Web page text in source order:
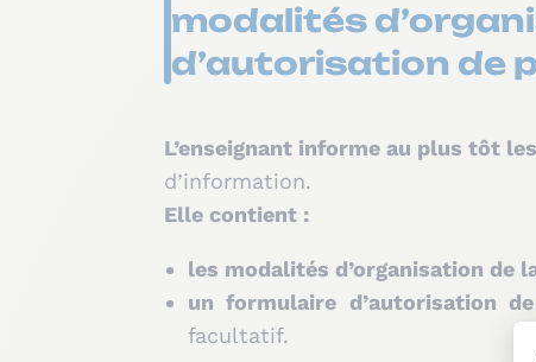
modalités
d’autorisation de
L’enseignant informe au plus tôt
d’information.
Elle contient :
les modalités d’organisation de
un formulaire d’autorisation
facultatif.